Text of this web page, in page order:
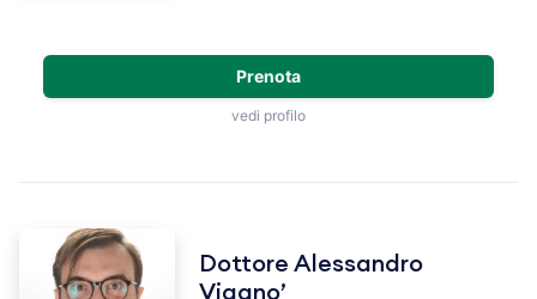
Prenota
vedi profilo
Dottore Alessandro
Vigano’